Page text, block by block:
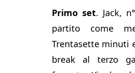
Primo set. Jack,
partito come
Trentasette minuti
break al terzo